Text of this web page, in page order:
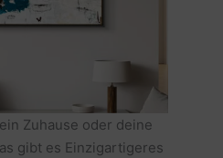
Zuhause oder deine
gibt es Einzigartigeres